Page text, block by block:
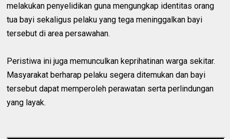
melakukan penyelidikan guna mengungkap identitas orang
tua bayi sekaligus pelaku yang tega meninggalkan bayi
tersebut di area persawahan.
Peristiwa ini juga memunculkan keprihatinan warga sekitar.
Masyarakat berharap pelaku segera ditemukan dan bayi
tersebut dapat memperoleh perawatan serta perlindungan
yang layak.